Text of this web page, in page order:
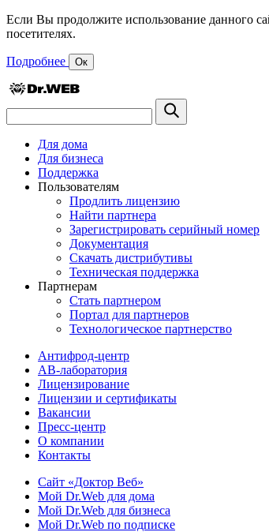
Если Вы продолжите использование данного
посетителях.
Подробнее Ок
Для дома
Для бизнеса
Поддержка
Пользователям
Продлить лицензию
Найти партнера
Зарегистрировать серийный номер
Документация
Скачать дистрибутивы
Техническая поддержка
Партнерам
Стать партнером
Портал для партнеров
Технологическое партнерство
Антифрод-центр
АВ-лаборатория
Лицензирование
Лицензии и сертификаты
Вакансии
Пресс-центр
О компании
Контакты
Сайт «Доктор Веб»
Мой Dr.Web для дома
Мой Dr.Web для бизнеса
Мой Dr.Web по подписке